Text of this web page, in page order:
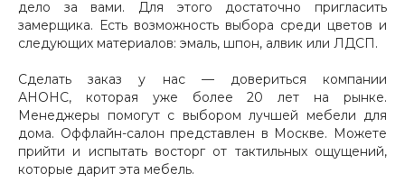
дело за вами. Для этого достаточно пригласить
замерщика. Есть возможность выбора среди цветов и
следующих материалов: эмаль, шпон, алвик или ЛДСП.
Сделать заказ у нас — довериться компании
АНОНС, которая уже более 20 лет на рынке.
Менеджеры помогут с выбором лучшей мебели для
дома. Оффлайн-салон представлен в Москве. Можете
прийти и испытать восторг от тактильных ощущений,
которые дарит эта мебель.